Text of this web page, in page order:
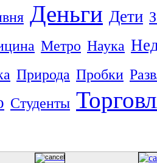
Деньги Дети
Метро Наука
Природа Пробки
Студенты